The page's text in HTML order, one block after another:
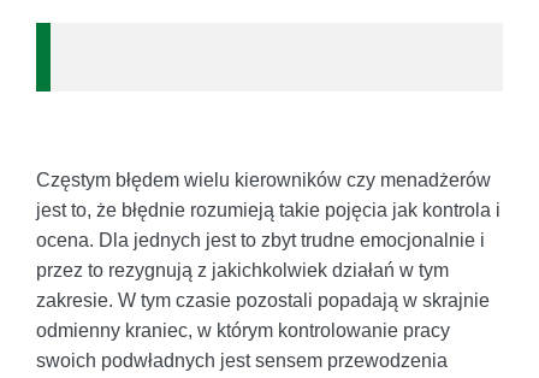
Częstym błędem wielu kierowników czy menadżerów
jest to, że błędnie rozumieją takie pojęcia jak kontrola i
ocena. Dla jednych jest to zbyt trudne emocjonalnie i
przez to rezygnują z jakichkolwiek działań w tym
zakresie. W tym czasie pozostali popadają w skrajnie
odmienny kraniec, w którym kontrolowanie pracy
swoich podwładnych jest sensem przewodzenia